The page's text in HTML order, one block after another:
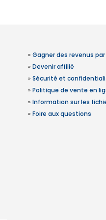
» Gagner des revenus
» Devenir affilié
» Sécurité et
» Politique de vente en
» Information sur les
» Foire aux questions